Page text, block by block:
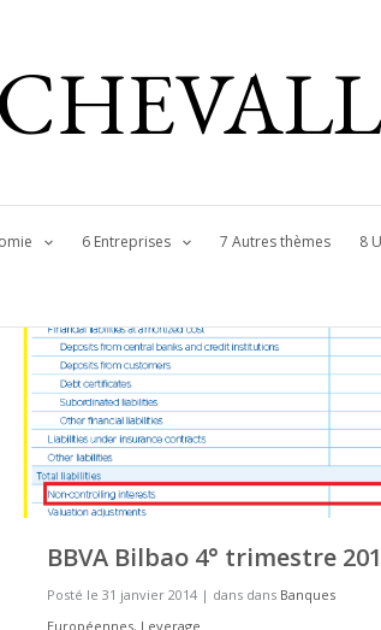
6 Entreprises 7 Autres thèmes 8
BBVA Bilbao 4° trimestre
Posté le 31 janvier 2014 | dans dans Banques
Européennes, Leverage